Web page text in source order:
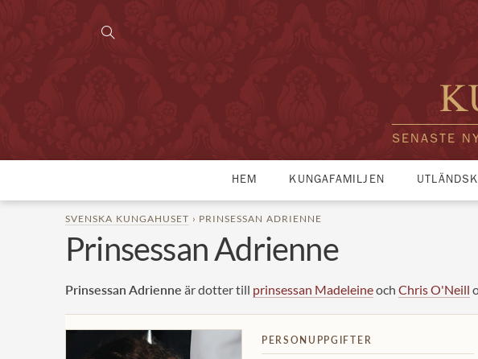
SENASTE
HEM KUNGAFAMILJEN
SVENSKA KUNGAHUSET › PRINSESSAN ADRIENNE
Prinsessan Adrienne
Prinsessan Adrienne är dotter till prinsessan Madeleineoch Chris O'Neill
PERSONUPPGIFTER